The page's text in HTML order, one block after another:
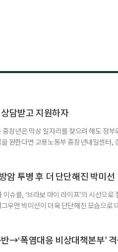
담받고 지원하자
장년은 막상 일자리를 찾으려 해도 정
원한다면 고용노동부 중장년내일센터,
동부 국민취업지원제도 구직활동이 쉽지
암 투병 후 더 단단해진 박미선
슈를, ‘브라보 마이 라이프’의 시선으로
우먼 박미선이 더욱 단단해진 모습으로
병 소식 박미선은 재치 있는 말솜씨와 공
→‘폭염대응 비상대책본부’